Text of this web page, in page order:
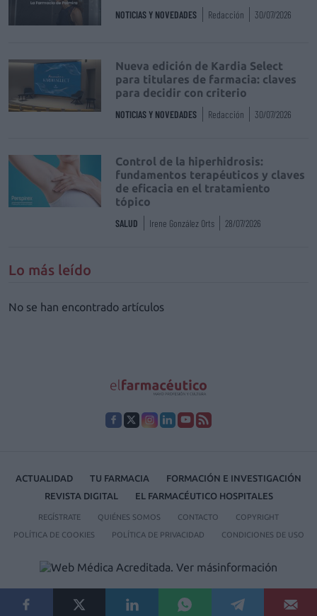
NOTICIAS Y NOVEDADES Redacción 30/07/2026
Nueva edición de Kardia Select
para titulares de farmacia: claves
para decidir con criterio
NOTICIAS Y NOVEDADES Redacción 30/07/2026
Control de la hiperhidrosis:
fundamentos terapéuticos y claves
de eficacia en el tratamiento
tópico
SALUD Irene González Orts 28/07/2026
Lo más leído
No se han encontrado artículos
ACTUALIDAD TU FARMACIA
FORMACIÓN E INVESTIGACIÓN
REVISTA DIGITAL
EL FARMACÉUTICO HOSPITALES
REGÍSTRATE QUIÉNES SOMOS CONTACTO COPYRIGHT
POLÍTICA DE COOKIES POLÍTICA DE PRIVACIDAD CONDICIONES DE USO
© 2026 Ediciones MAYO, S.A.U.